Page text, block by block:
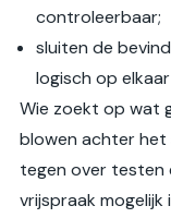
controleerbaar;
sluiten de
logisch op
Wie zoekt op wat
blowen achter het
tegen over testen
vrijspraak